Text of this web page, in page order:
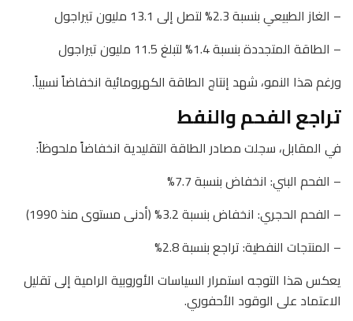
– الغاز الطبيعي بنسبة 2.3% لتصل إلى 13.1 مليون تيراجول
– الطاقة المتجددة بنسبة 1.4% لتبلغ 11.5 مليون تيراجول
ورغم هذا النمو، شهد إنتاج الطاقة الكهرومائية انخفاضاً نسبياً.
تراجع الفحم والنفط
في المقابل، سجلت مصادر الطاقة التقليدية انخفاضاً ملحوظاً:
– الفحم البني: انخفاض بنسبة 7.7%
– الفحم الحجري: انخفاض بنسبة 3.2% (أدنى مستوى منذ 1990)
– المنتجات النفطية: تراجع بنسبة 2.8%
يعكس هذا التوجه استمرار السياسات الأوروبية الرامية إلى تقليل
الاعتماد على الوقود الأحفوري.